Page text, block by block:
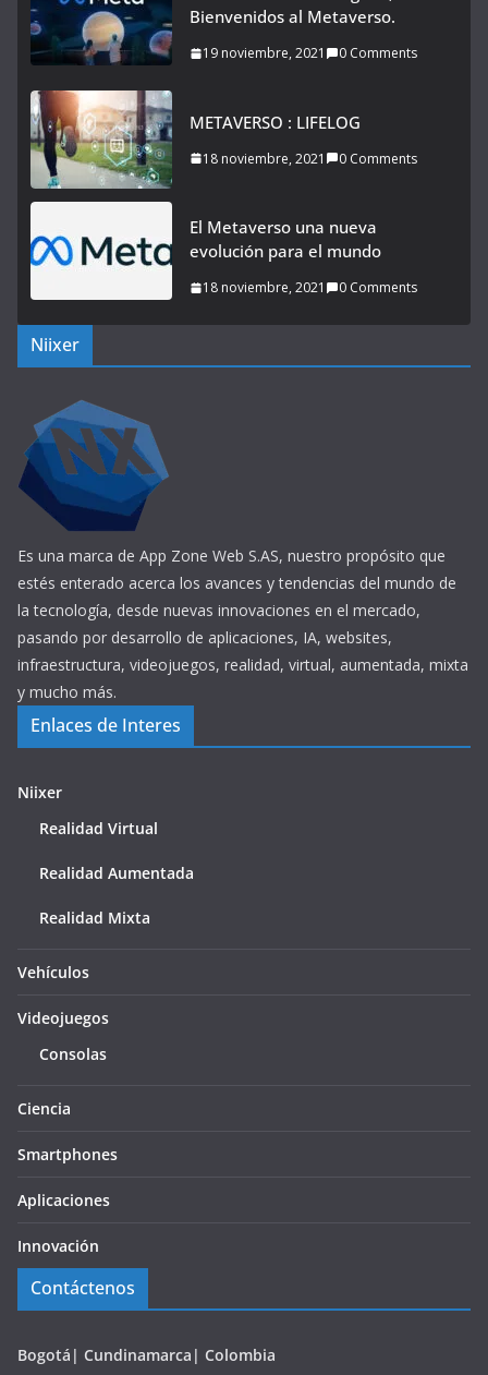
Bienvenidos al Metaverso.
19 noviembre, 2021 0 Comments
METAVERSO : LIFELOG
18 noviembre, 2021 0 Comments
El Metaverso una nueva
evolución para el mundo
18 noviembre, 2021 0 Comments
Niixer
Es una marca de App Zone Web S.AS, nuestro propósito que
estés enterado acerca los avances y tendencias del mundo de
la tecnología, desde nuevas innovaciones en el mercado,
pasando por desarrollo de aplicaciones, IA, websites,
infraestructura, videojuegos, realidad, virtual, aumentada, mixta
y mucho más.
Enlaces de Interes
Niixer
Realidad Virtual
Realidad Aumentada
Realidad Mixta
Vehículos
Videojuegos
Consolas
Ciencia
Smartphones
Aplicaciones
Innovación
Contáctenos
Bogotá| Cundinamarca| Colombia